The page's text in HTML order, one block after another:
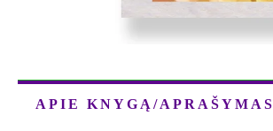
APIE KNYGĄ/APRAŠYMAS